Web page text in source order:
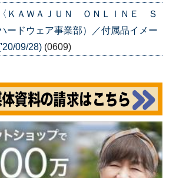
〈ＫＡＷＡＪＵＮ ＯＮＬＩＮＥ Ｓ
ードウェア事業部）／付属品イメー
09/28) (0609)